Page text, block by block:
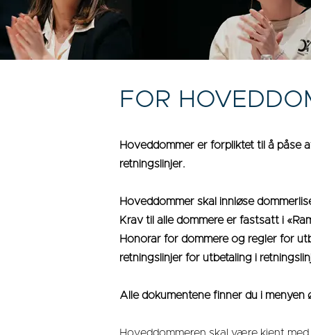
FOR
Hoveddommer er forpliktet til å påse
retningslinjer.
Hoveddommer skal innløse
Krav til alle dommere er fastsatt i
Honorar for dommere og regler for
retningslinjer for utbetaling i
Alle dokumentene finner du i menyen